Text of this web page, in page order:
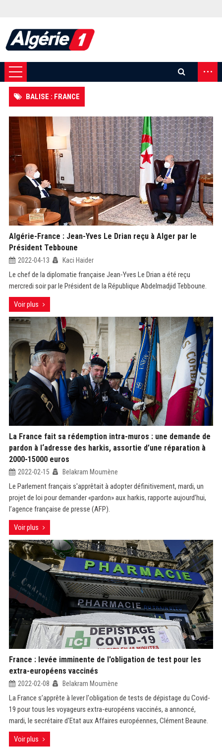
...
BALISE : FRANCE
Algérie-France : Jean-Yves Le Drian reçu à Alger par le
Président Tebboune
2022-04-13 Kaci Haider
Le chef de la diplomatie française Jean-Yves Le Drian a été reçu
mercredi soir par le Président de la République Abdelmadjid Tebboune.
Voir plus
La France fait sa rédemption intra-muros : une demande de
pardon à l‘adresse des harkis, assortie d’une réparation à
2000-15000 euros
2022-02-15 Belakram Moumène
Le Parlement français s'apprêtait à adopter définitivement, mardi, un
projet de loi pour demander «pardon» aux harkis, rapporte aujourd’hui,
l’agence française de presse (AFP).
Voir plus
France : levée imminente de l'obligation de test pour les
extra-européens vaccinés
2022-02-08 Belakram Moumène
La France s’apprête à lever l'obligation de tests de dépistage du Covid-
19 pour tous les voyageurs extra-européens vaccinés, a annoncé,
mardi, le secrétaire d'Etat aux Affaires européennes, Clément Beaune.
Voir plus